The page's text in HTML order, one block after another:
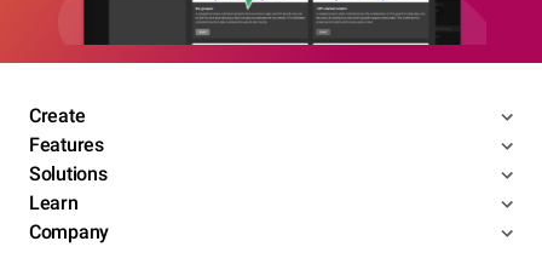
Create
Features
Solutions
Learn
Company